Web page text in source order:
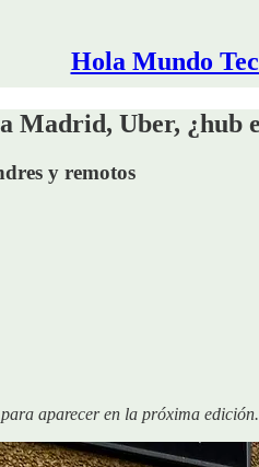
Hola Mundo
Madrid, Uber,
y remotos
para aparecer en la próxima edición.